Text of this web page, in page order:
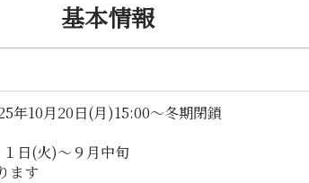
基本情報
年10月20日(月)15:00～冬期閉鎖
日(火)～９月中旬
ます